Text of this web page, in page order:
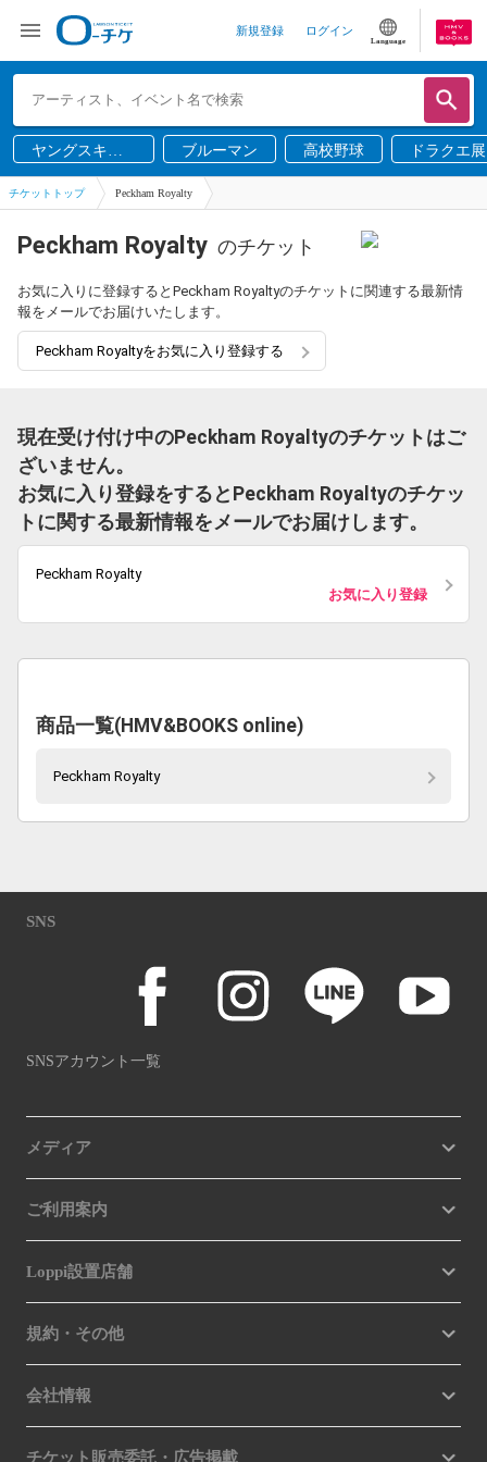
新規登録 ログイン
Language
ヤングスキニ
ー
ブルーマン 高校野球 ドラクエ展
チケットトップ Peckham Royalty
Peckham Royalty のチケット
お気に入りに登録するとPeckham Royaltyのチケットに関連する最新情
報をメールでお届けいたします。
Peckham Royaltyをお気に入り登録する
現在受け付け中のPeckham Royaltyのチケットはご
ざいません。
お気に入り登録をするとPeckham Royaltyのチケッ
トに関する最新情報をメールでお届けします。
Peckham Royalty
お気に入り登録
商品一覧(HMV&BOOKS online)
Peckham Royalty
SNS
SNSアカウント一覧
メディア
ご利用案内
Loppi設置店舗
規約・その他
会社情報
チケット販売委託・広告掲載